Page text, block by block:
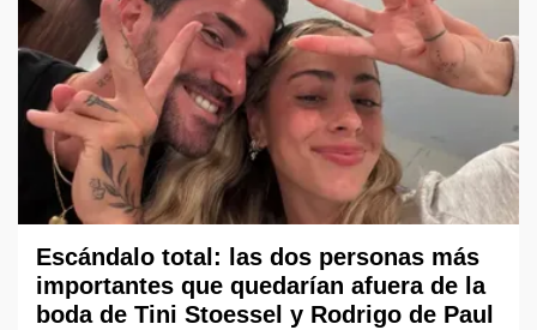
Escándalo total: las dos personas más
importantes que quedarían afuera de la
boda de Tini Stoessel y Rodrigo de Paul